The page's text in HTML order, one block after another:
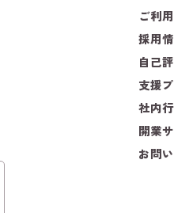
ご利
採用
自己
支援
社内
開業
お問